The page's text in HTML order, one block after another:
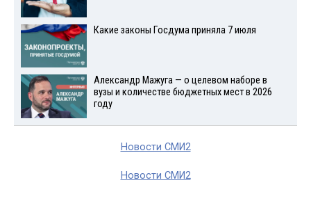
Какие законы Госдума приняла 7 июля
Александр Мажуга — о целевом наборе в
вузы и количестве бюджетных мест в 2026
году
Новости СМИ2
Новости СМИ2